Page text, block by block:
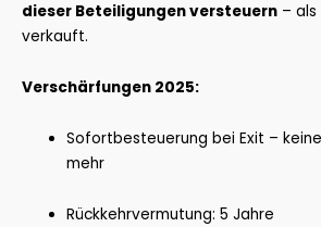
dieser Beteiligungen versteuern –
verkauft.
Verschärfungen 2025:
Sofortbesteuerung bei Exit –
mehr
Rückkehrvermutung: 5 Jahre